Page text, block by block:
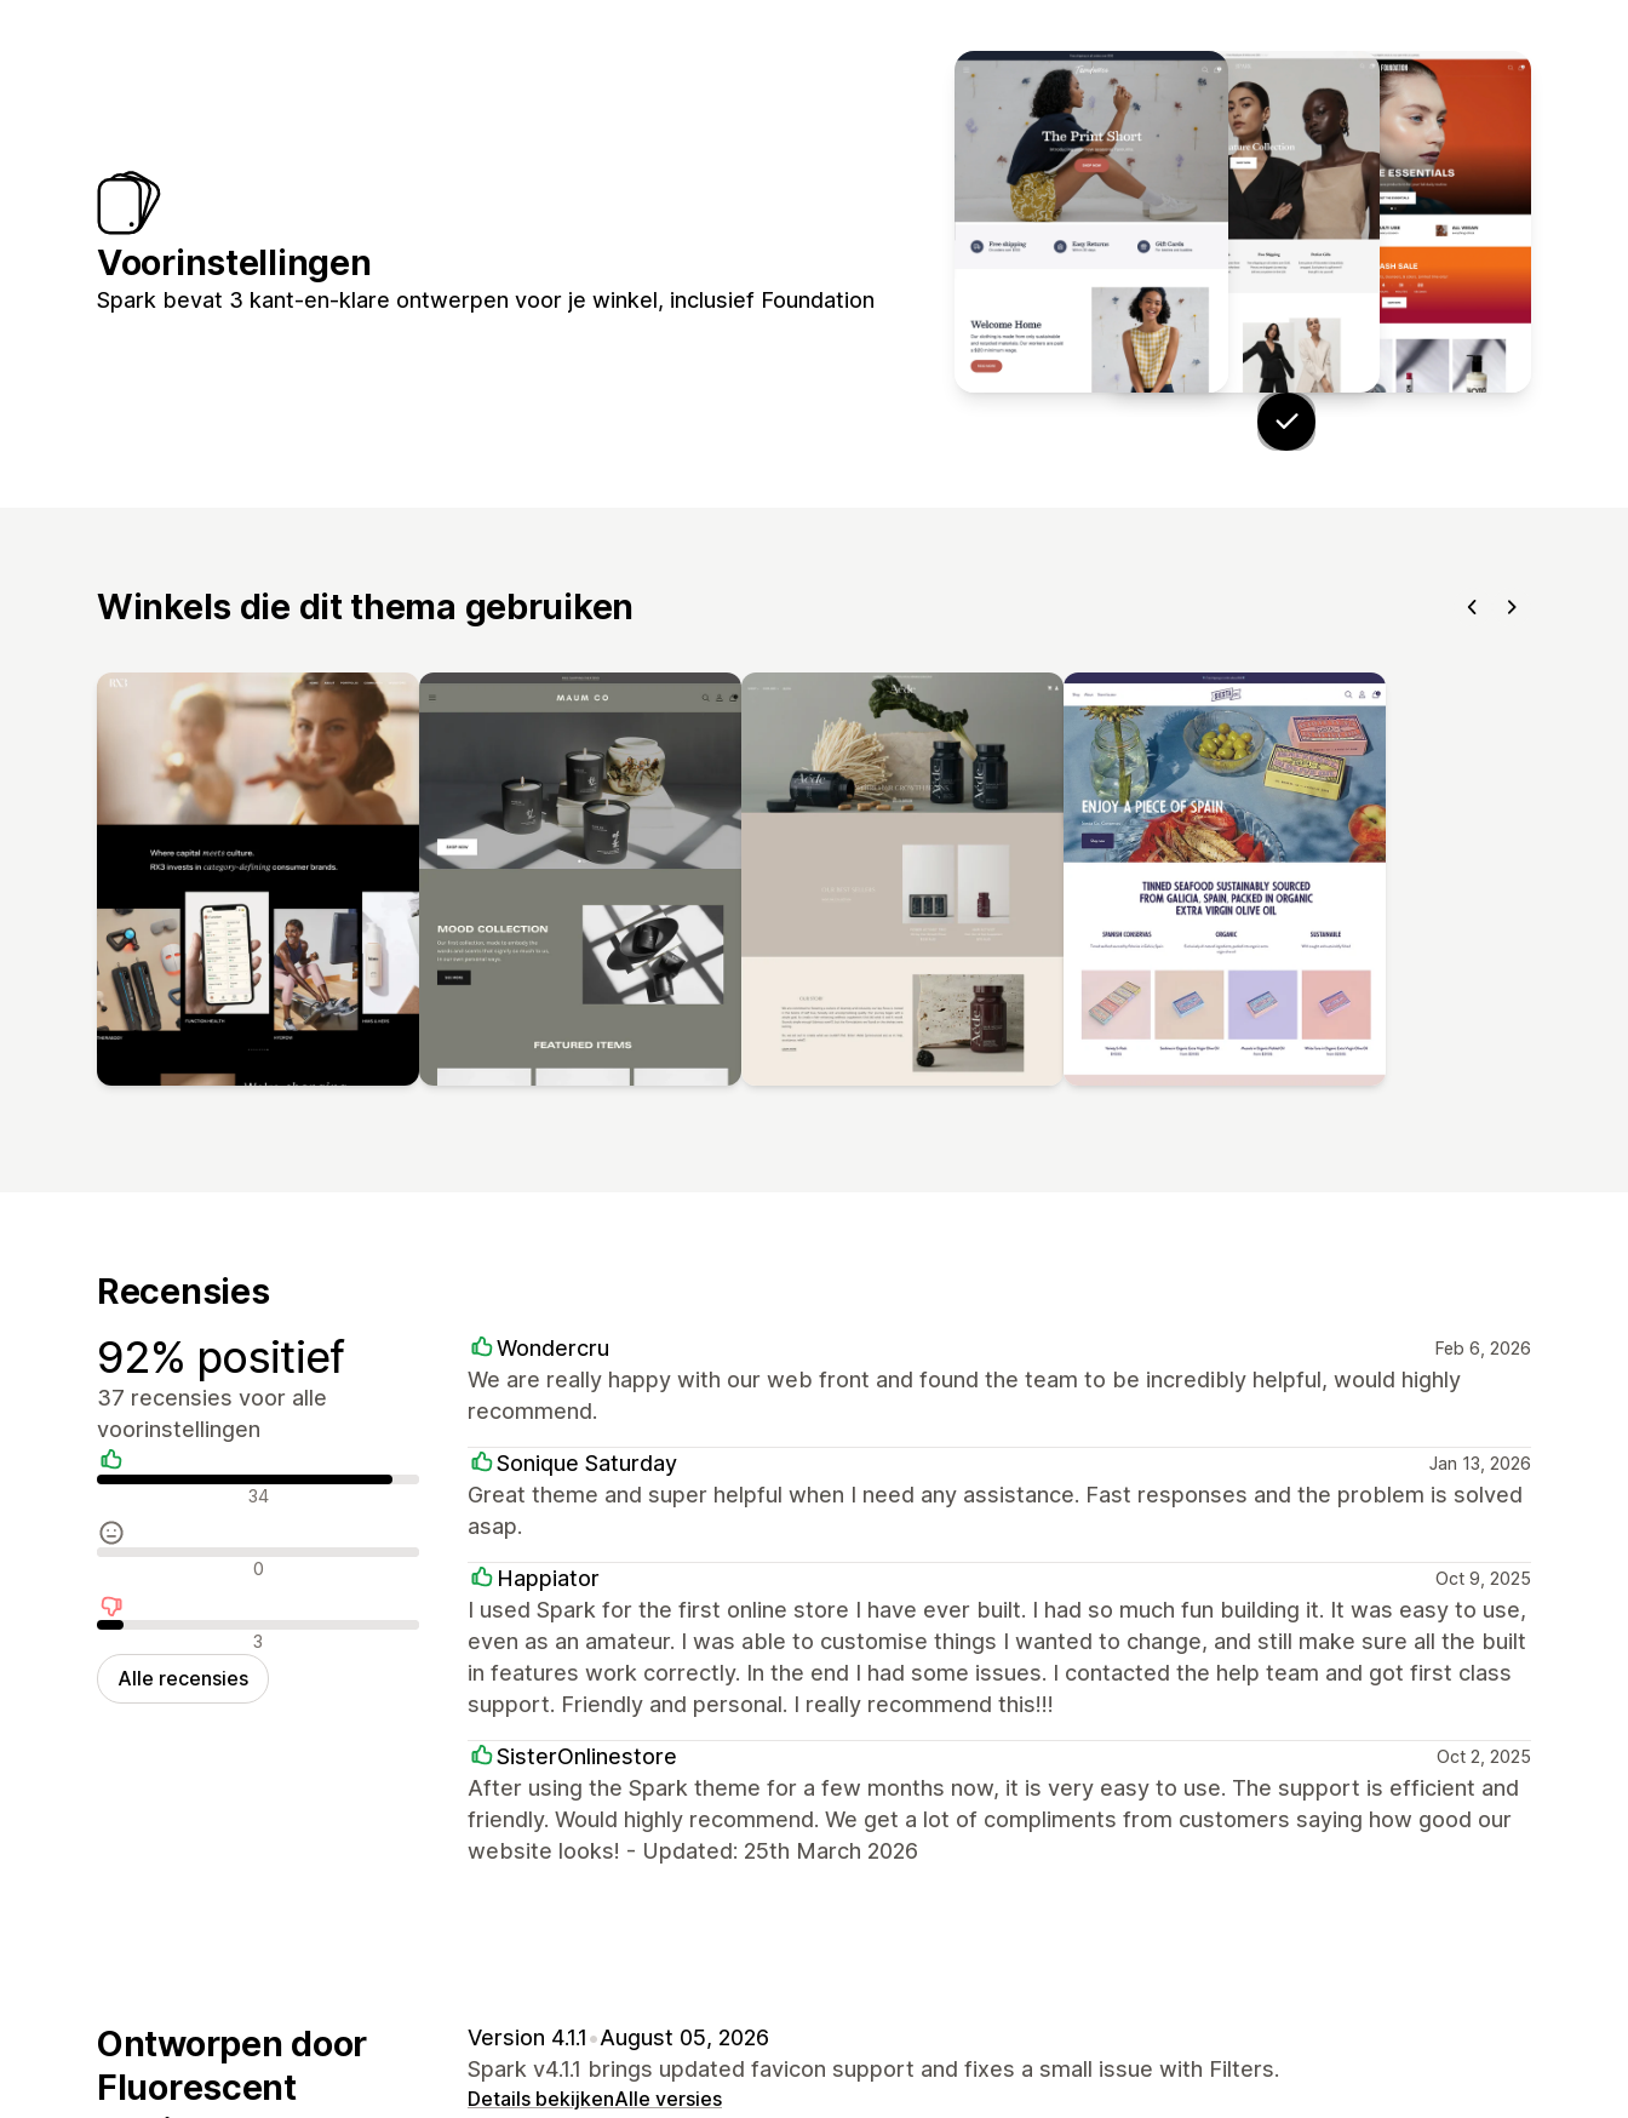
Voorinstellingen
Spark bevat 3 kant-en-klare ontwerpen voor je winkel, inclusief Foundation
Winkels die dit thema gebruiken
Recensies
92% positief
37 recensies voor alle
voorinstellingen
Positieve recensies
34
Neutrale recensies0
Negatieve recensies
3
Alle recensies
Wondercru Feb 6, 2026
We are really happy with our web front and found the team to be incredibly helpful, would highly
recommend.
Sonique Saturday Jan 13, 2026
Great theme and super helpful when I need any assistance. Fast responses and the problem is solved
asap.
Happiator Oct 9, 2025
I used Spark for the first online store I have ever built. I had so much fun building it. It was easy to use,
even as an amateur. I was able to customise things I wanted to change, and still make sure all the built
in features work correctly. In the end I had some issues. I contacted the help team and got first class
support. Friendly and personal. I really recommend this!!!
SisterOnlinestore Oct 2, 2025
After using the Spark theme for a few months now, it is very easy to use. The support is efficient and
friendly. Would highly recommend. We get a lot of compliments from customers saying how good our
website looks! - Updated: 25th March 2026
Ontworpen door
Fluorescent
Version 4.1.1•August 05, 2026
Spark v4.1.1 brings updated favicon support and fixes a small issue with Filters.
Details bekijkenAlle versies